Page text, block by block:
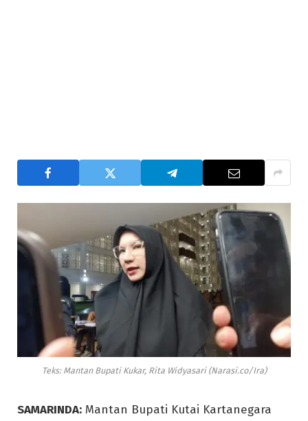
Teks: Mantan Bupati Kukar, Rita Widyasari (Narasi.co/Ira)
SAMARINDA: Mantan Bupati Kutai Kartanegara